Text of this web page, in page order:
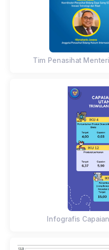
Tim Penasihat
Infografis